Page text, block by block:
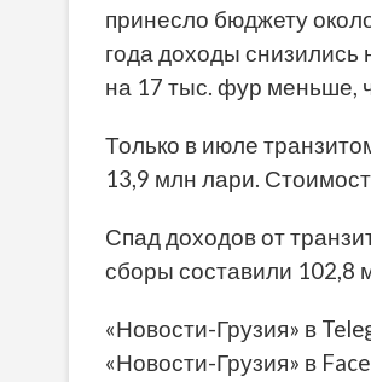
принесло бюджету
года доходы снизились
на 17 тыс. фур меньше,
Только в июле
13,9 млн лари.
Спад доходов от
сборы составили 102,8
«Новости-Грузия» в
«Новости-Грузия» в